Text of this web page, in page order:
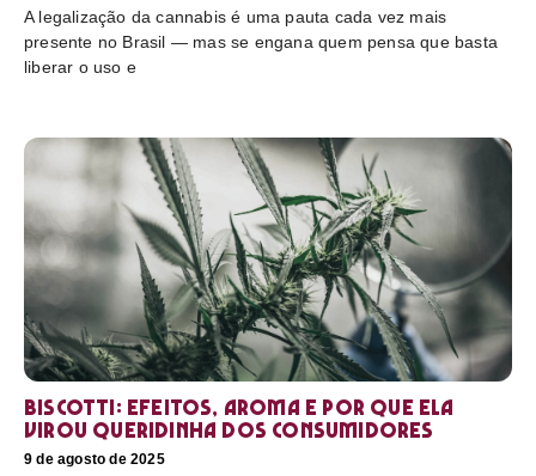
A legalização da cannabis é uma pauta cada vez mais
presente no Brasil — mas se engana quem pensa que basta
liberar o uso e
Biscotti: efeitos, aroma e por que ela
virou queridinha dos consumidores
9 de agosto de 2025